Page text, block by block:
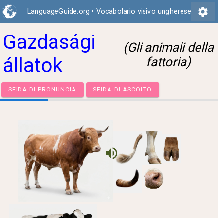
LanguageGuide.org • Vocabolario visivo ungherese settings
Gazdasági
állatok
(Gli animali della
fattoria)
SFIDA DI PRONUNCIA
volume_up